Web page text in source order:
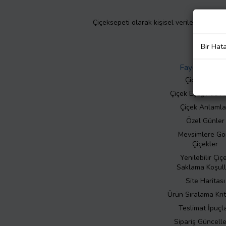
Çiçeksepeti olarak kişisel verilerinizin
Faydalı Bilgiler
Çiçek Bakımı
Çiçek Eşliğinde
Çiçek
Özel Günler
Mevsimlere
Çiçekler
Yenilebilir
Saklama
Site Haritası
Ürün Sıralama
Teslimat
Sipariş
Bir